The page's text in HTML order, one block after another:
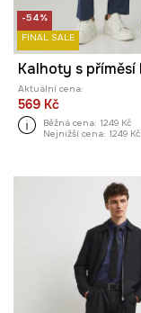
-54%
FINAL SALE
Aktuální cena:
569 Kč
Běžná cena: 1249 Kč
Nejnižší cena: 1249 Kč